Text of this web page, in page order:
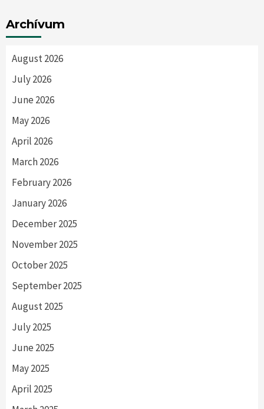
Archívum
August 2026
July 2026
June 2026
May 2026
April 2026
March 2026
February 2026
January 2026
December 2025
November 2025
October 2025
September 2025
August 2025
July 2025
June 2025
May 2025
April 2025